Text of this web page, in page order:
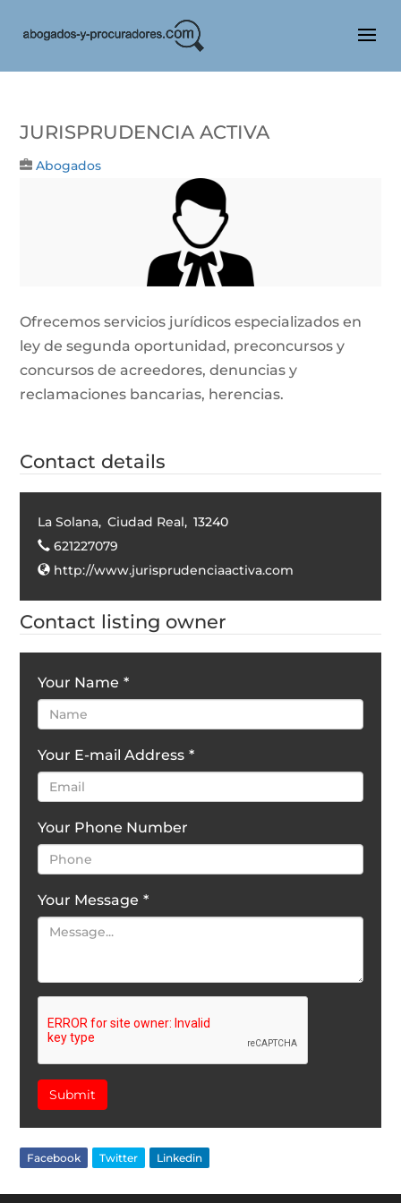
Jurisprudencia Activa
Abogados
Ofrecemos servicios jurídicos especializados en
ley de segunda oportunidad, preconcursos y
concursos de acreedores, denuncias y
reclamaciones bancarias, herencias.
Contact details
La Solana, Ciudad Real, 13240
621227079
http://www.jurisprudenciaactiva.com
Contact listing owner
Your Name *
Your E-mail Address *
Your Phone Number
Your Message *
Submit
Facebook Twitter Linkedin